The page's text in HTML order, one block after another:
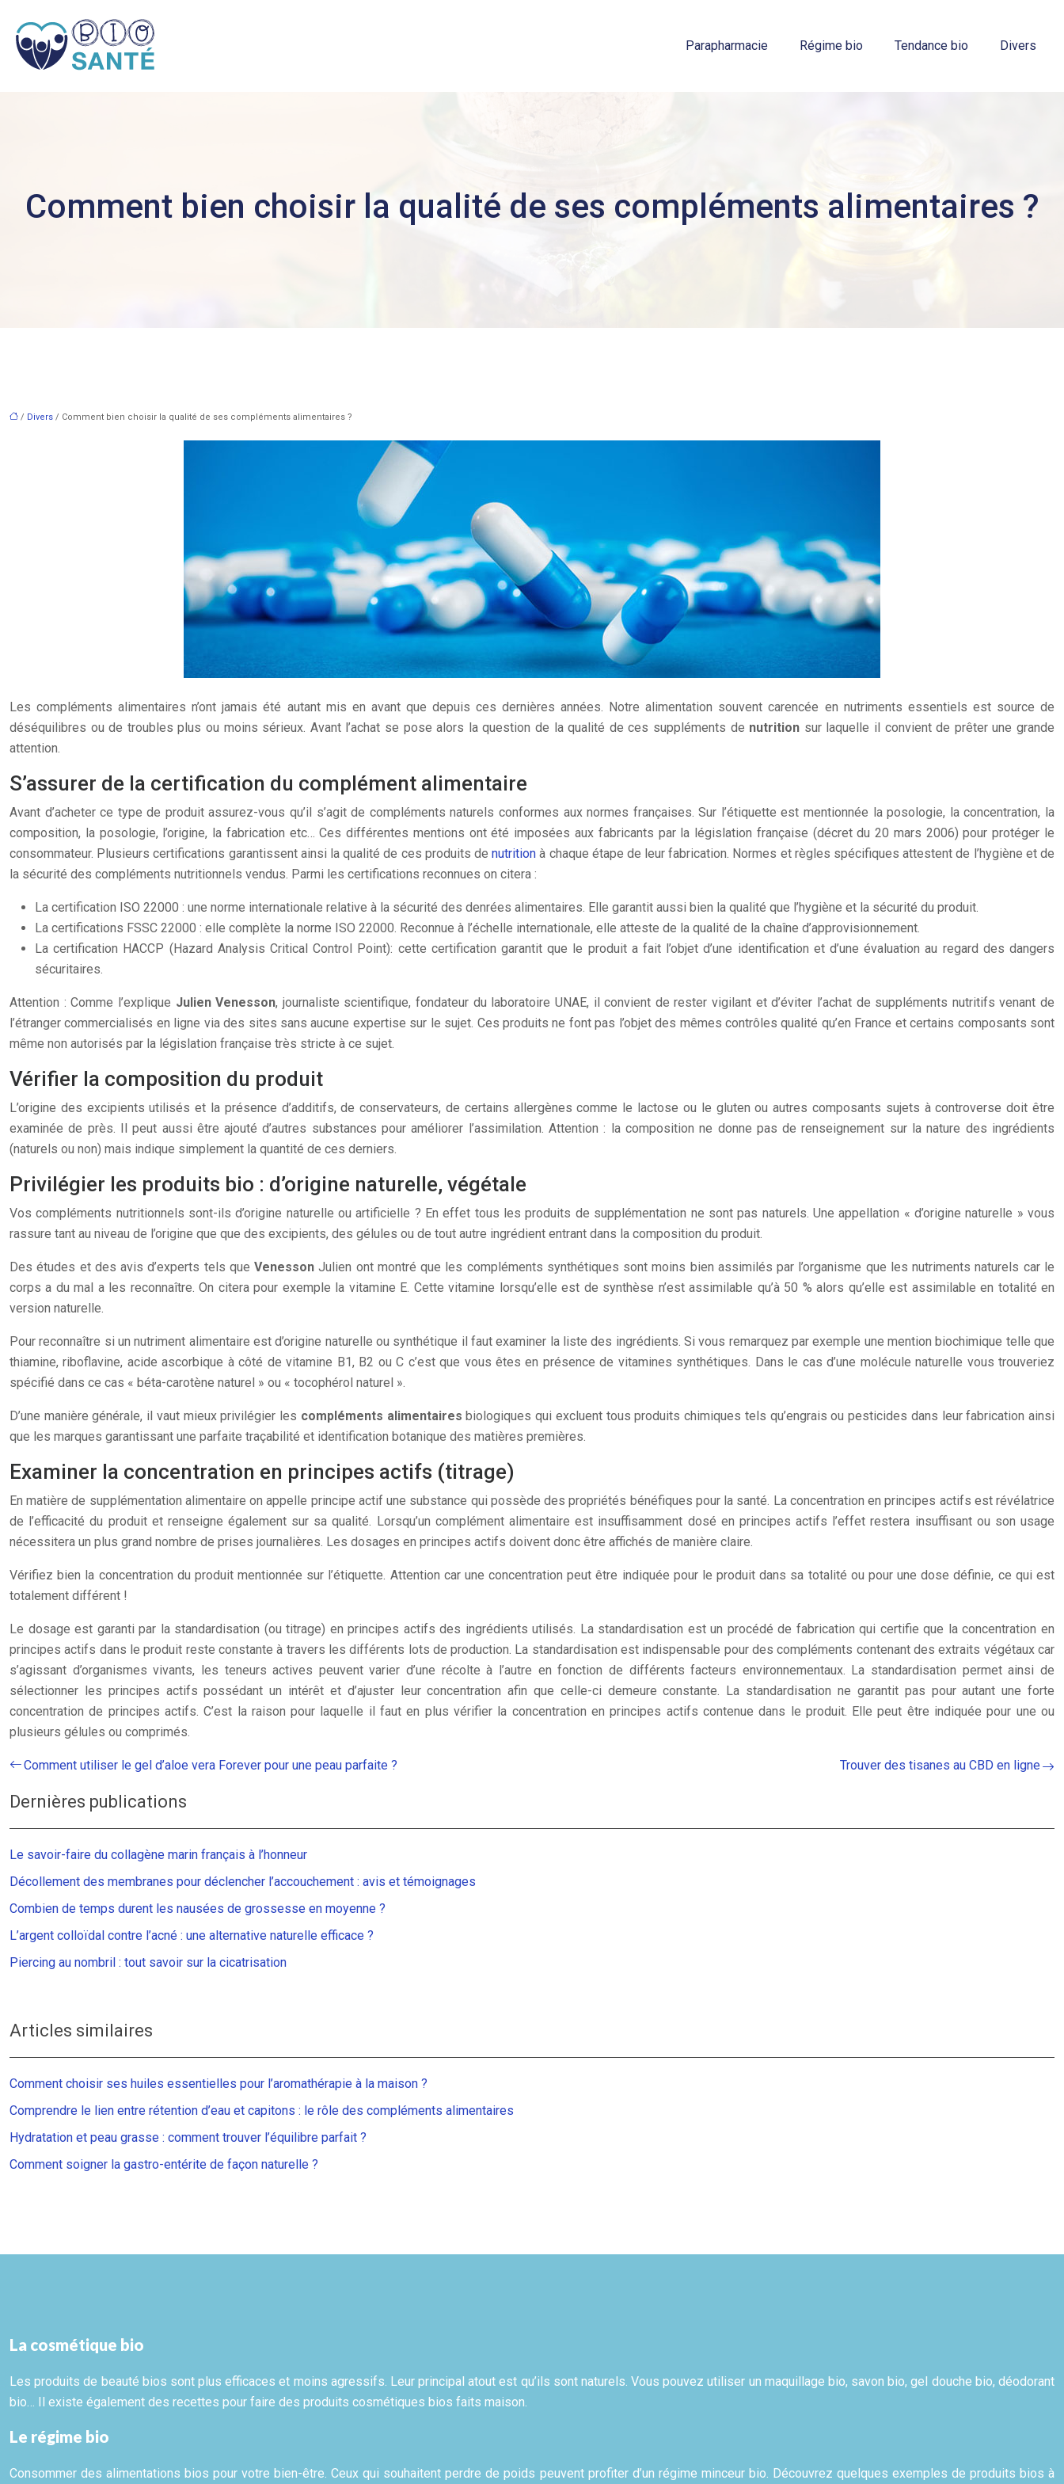
Parapharmacie Régime bio Tendance bio Divers
Comment bien choisir la qualité de ses compléments alimentaires ?
/ Divers / Comment bien choisir la qualité de ses compléments alimentaires ?
Les compléments alimentaires n’ont jamais été autant mis en avant que depuis ces dernières années. Notre alimentation souvent carencée en nutriments essentiels est source de
déséquilibres ou de troubles plus ou moins sérieux. Avant l’achat se pose alors la question de la qualité de ces suppléments de nutrition sur laquelle il convient de prêter une grande
attention.
S’assurer de la certification du complément alimentaire
Avant d’acheter ce type de produit assurez-vous qu’il s’agit de compléments naturels conformes aux normes françaises. Sur l’étiquette est mentionnée la posologie, la concentration, la
composition, la posologie, l’origine, la fabrication etc… Ces différentes mentions ont été imposées aux fabricants par la législation française (décret du 20 mars 2006) pour protéger le
consommateur. Plusieurs certifications garantissent ainsi la qualité de ces produits denutrition à chaque étape de leur fabrication. Normes et règles spécifiques attestent de l’hygiène et de
la sécurité des compléments nutritionnels vendus. Parmi les certifications reconnues on citera :
La certification ISO 22000 : une norme internationale relative à la sécurité des denrées alimentaires. Elle garantit aussi bien la qualité que l’hygiène et la sécurité du produit.
La certifications FSSC 22000 : elle complète la norme ISO 22000. Reconnue à l’échelle internationale, elle atteste de la qualité de la chaîne d’approvisionnement.
La certification HACCP (Hazard Analysis Critical Control Point): cette certification garantit que le produit a fait l’objet d’une identification et d’une évaluation au regard des dangers
sécuritaires.
Attention : Comme l’explique Julien Venesson, journaliste scientifique, fondateur du laboratoire UNAE, il convient de rester vigilant et d’éviter l’achat de suppléments nutritifs venant de
l’étranger commercialisés en ligne via des sites sans aucune expertise sur le sujet. Ces produits ne font pas l’objet des mêmes contrôles qualité qu’en France et certains composants sont
même non autorisés par la législation française très stricte à ce sujet.
Vérifier la composition du produit
L’origine des excipients utilisés et la présence d’additifs, de conservateurs, de certains allergènes comme le lactose ou le gluten ou autres composants sujets à controverse doit être
examinée de près. Il peut aussi être ajouté d’autres substances pour améliorer l’assimilation. Attention : la composition ne donne pas de renseignement sur la nature des ingrédients
(naturels ou non) mais indique simplement la quantité de ces derniers.
Privilégier les produits bio : d’origine naturelle, végétale
Vos compléments nutritionnels sont-ils d’origine naturelle ou artificielle ? En effet tous les produits de supplémentation ne sont pas naturels. Une appellation « d’origine naturelle » vous
rassure tant au niveau de l’origine que que des excipients, des gélules ou de tout autre ingrédient entrant dans la composition du produit.
Des études et des avis d’experts tels queVenesson Julien ont montré que les compléments synthétiques sont moins bien assimilés par l’organisme que les nutriments naturels car le
corps a du mal a les reconnaître. On citera pour exemple la vitamine E. Cette vitamine lorsqu’elle est de synthèse n’est assimilable qu’à 50 % alors qu’elle est assimilable en totalité en
version naturelle.
Pour reconnaître si un nutriment alimentaire est d’origine naturelle ou synthétique il faut examiner la liste des ingrédients. Si vous remarquez par exemple une mention biochimique telle que
thiamine, riboflavine, acide ascorbique à côté de vitamine B1, B2 ou C c’est que vous êtes en présence de vitamines synthétiques. Dans le cas d’une molécule naturelle vous trouveriez
spécifié dans ce cas « béta-carotène naturel » ou « tocophérol naturel ».
D’une manière générale, il vaut mieux privilégier les compléments alimentaires biologiques qui excluent tous produits chimiques tels qu’engrais ou pesticides dans leur fabrication ainsi
que les marques garantissant une parfaite traçabilité et identification botanique des matières premières.
Examiner la concentration en principes actifs (titrage)
En matière de supplémentation alimentaire on appelle principe actif une substance qui possède des propriétés bénéfiques pour la santé. La concentration en principes actifs est révélatrice
de l’efficacité du produit et renseigne également sur sa qualité. Lorsqu’un complément alimentaire est insuffisamment dosé en principes actifs l’effet restera insuffisant ou son usage
nécessitera un plus grand nombre de prises journalières. Les dosages en principes actifs doivent donc être affichés de manière claire.
Vérifiez bien la concentration du produit mentionnée sur l’étiquette. Attention car une concentration peut être indiquée pour le produit dans sa totalité ou pour une dose définie, ce qui est
totalement différent !
Le dosage est garanti par la standardisation (ou titrage) en principes actifs des ingrédients utilisés. La standardisation est un procédé de fabrication qui certifie que la concentration en
principes actifs dans le produit reste constante à travers les différents lots de production. La standardisation est indispensable pour des compléments contenant des extraits végétaux car
s’agissant d’organismes vivants, les teneurs actives peuvent varier d’une récolte à l’autre en fonction de différents facteurs environnementaux. La standardisation permet ainsi de
sélectionner les principes actifs possédant un intérêt et d’ajuster leur concentration afin que celle-ci demeure constante. La standardisation ne garantit pas pour autant une forte
concentration de principes actifs. C’est la raison pour laquelle il faut en plus vérifier la concentration en principes actifs contenue dans le produit. Elle peut être indiquée pour une ou
plusieurs gélules ou comprimés.
Comment utiliser le gel d’aloe vera Forever pour une peau parfaite ? Trouver des tisanes au CBD en ligne
Dernières publications
Le savoir-faire du collagène marin français à l’honneur
Décollement des membranes pour déclencher l’accouchement : avis et témoignages
Combien de temps durent les nausées de grossesse en moyenne ?
L’argent colloïdal contre l’acné : une alternative naturelle efficace ?
Piercing au nombril : tout savoir sur la cicatrisation
Articles similaires
Comment choisir ses huiles essentielles pour l’aromathérapie à la maison ?
Comprendre le lien entre rétention d’eau et capitons : le rôle des compléments alimentaires
Hydratation et peau grasse : comment trouver l’équilibre parfait ?
Comment soigner la gastro-entérite de façon naturelle ?
La cosmétique bio
Les produits de beauté bios sont plus efficaces et moins agressifs. Leur principal atout est qu’ils sont naturels. Vous pouvez utiliser un maquillage bio, savon bio, gel douche bio, déodorant
bio… Il existe également des recettes pour faire des produits cosmétiques bios faits maison.
Le régime bio
Consommer des alimentations bios pour votre bien-être. Ceux qui souhaitent perdre de poids peuvent profiter d’un régime minceur bio. Découvrez quelques exemples de produits bios à